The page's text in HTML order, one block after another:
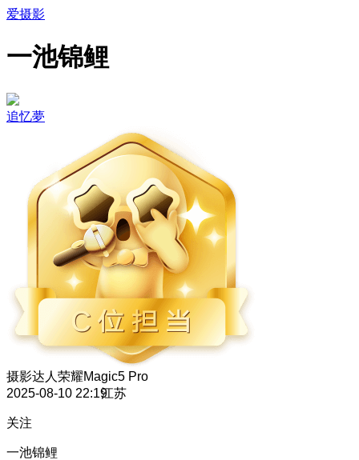
爱摄影
一池锦鲤
追忆夢
摄影达人 荣耀Magic5 Pro
2025-08-10 22:19江苏
关注
一池锦鲤